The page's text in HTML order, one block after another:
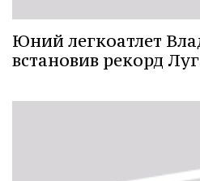
Юний легкоатлет
встановив рекорд